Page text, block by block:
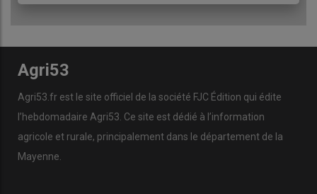
Agri53
Agri53.fr est le site officiel de la société FJC Édition qui édite
l’hebdomadaire Agri53. Ce site est dédié à l’information
agricole et rurale, principalement dans le département de la
Mayenne.